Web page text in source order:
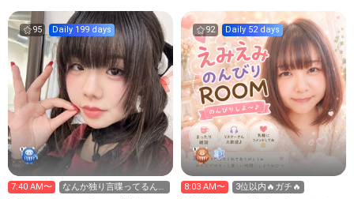
95 Daily 199 days
7:40 AM〜
なんか独り言喋ってるんだ
92 Daily 52 days
8:03 AM〜 3位以内🔥ガチ🔥